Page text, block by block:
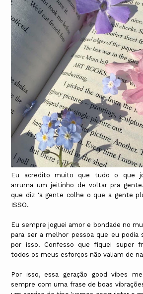
Eu acredito muito que tudo o que
arruma um jeitinho de voltar pra
que diz 'a gente colhe o que a gente
ISSO.
Eu sempre joguei amor e bondade no
para ser a melhor pessoa que eu podia
por isso. Confesso que fiquei super
todos os meus esforços não valiam de
Por isso, essa geração good vibes
sempre com uma frase de boas